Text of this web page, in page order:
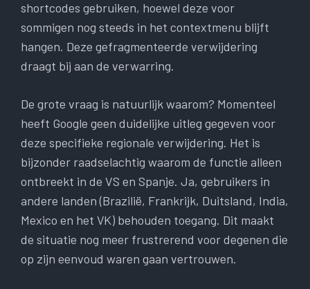
shortcodes gebruiken, hoewel deze voor
sommigen nog steeds in het contextmenu blijft
hangen. Deze gefragmenteerde verwijdering
draagt ​​bij aan de verwarring.
De grote vraag is natuurlijk waarom? Momenteel
heeft Google geen duidelijke uitleg gegeven voor
deze specifieke regionale verwijdering. Het is
bijzonder raadselachtig waarom de functie alleen
ontbreekt in de VS en Spanje. Ja, gebruikers in
andere landen (Brazilië, Frankrijk, Duitsland, India,
Mexico en het VK) behouden toegang. Dit maakt
de situatie nog meer frustrerend voor degenen die
op zijn eenvoud waren gaan vertrouwen.